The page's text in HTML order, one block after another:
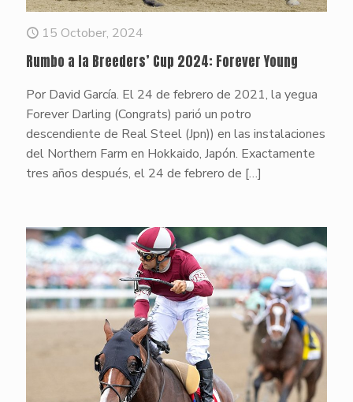
15 October, 2024
Rumbo a la Breeders’ Cup 2024: Forever Young
Por David García. El 24 de febrero de 2021, la yegua
Forever Darling (Congrats) parió un potro
descendiente de Real Steel (Jpn)) en las instalaciones
del Northern Farm en Hokkaido, Japón. Exactamente
tres años después, el 24 de febrero de […]